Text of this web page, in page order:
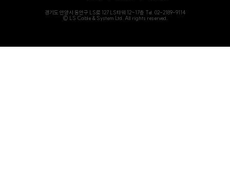
경기도 안양시 동안구 LS로 127 LS타워 12~17층 Tel. 02-2189-9114
© LS Cable & System Ltd. All rights reserved.